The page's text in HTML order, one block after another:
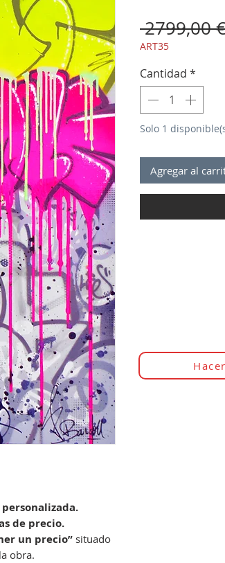
de precio.
un precio”situado
obra.
2799,00
ART35
Cantidad *
Solo 1
Agregar al